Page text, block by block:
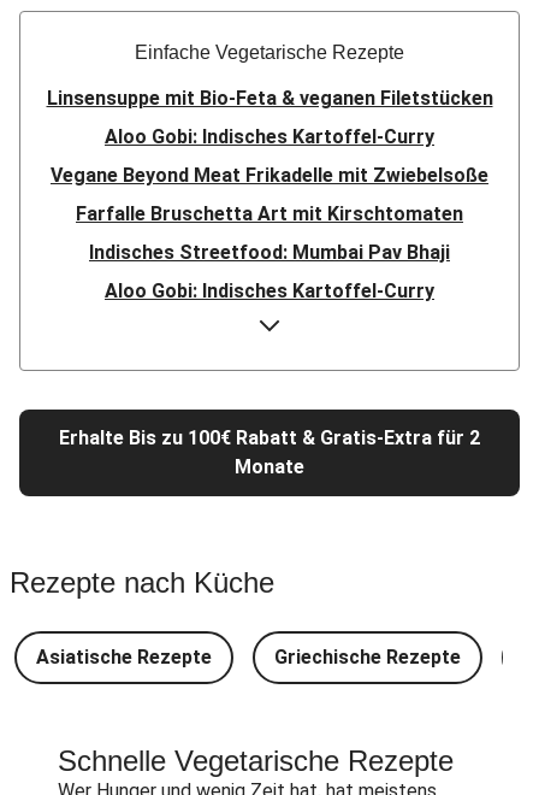
Einfache Vegetarische Rezepte
Linsensuppe mit Bio-Feta & veganen Filetstücken
Aloo Gobi: Indisches Kartoffel-Curry
Vegane Beyond Meat Frikadelle mit Zwiebelsoße
Farfalle Bruschetta Art mit Kirschtomaten
Indisches Streetfood: Mumbai Pav Bhaji
Aloo Gobi: Indisches Kartoffel-Curry
Nepalesisches Linsen Dal Bhat
Rauchige Süßkartoffel-Blumenkohl-Tajine
Nord-Indischer Palak Paneer in spicy Spinatcurry
Bowl & doppelt veganen Sweet-Chili-Filetstücken
Perlencouscous-Minestrone mit Kichererbsen
Camembert En Croûte mit Kartoffeln und Salat
Japanische Aubergine mit Miso-Glasur
Scharfe Linsensuppe mit Bio-Feta und veganen
Filetstücken
Erhalte Bis zu 100€ Rabatt & Gratis-Extra für 2
Monate
Rezepte nach Küche
Asiatische Rezepte Griechische Rezepte
Schnelle Vegetarische Rezepte